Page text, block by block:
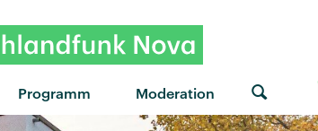
Programm Moderation
"Drop Dead" von Olivia Rodrigo · "Drop